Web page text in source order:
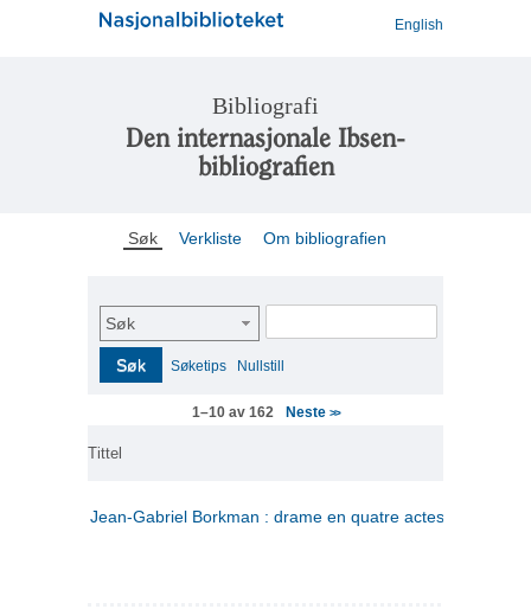
English
Bibliografi
Den internasjonale Ibsen-
bibliografien
Søk Verkliste Om bibliografien
Søk
Søk Søketips Nullstill
1–10 av 162 Neste >>
Tittel
Jean-Gabriel Borkman : drame en quatre actes